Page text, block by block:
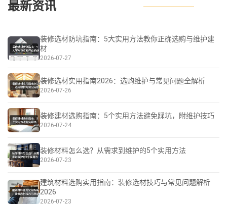
最新资讯
装修选材防坑指南：5大实用方法教你正确选购与维护建
材
2026-07-27
装修选材实用指南2026：选购维护与常见问题全解析
2026-07-26
装修建材选购指南：5个实用方法避免踩坑，附维护技巧
2026-07-24
装修材料怎么选？从需求到维护的5个实用方法
2026-07-23
建筑材料选购实用指南：装修选材技巧与常见问题解析
2026
2026-07-23